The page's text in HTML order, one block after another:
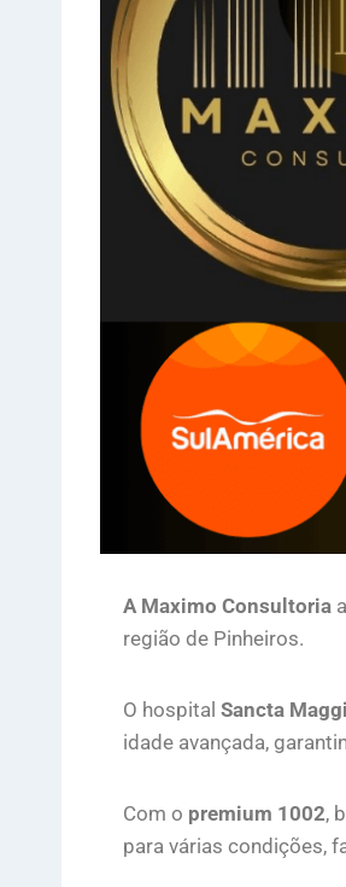
A Maximo Consultoria
região de Pinheiros.
O hospital Sancta
idade avançada,
Com o premium 1002,
para várias condições,